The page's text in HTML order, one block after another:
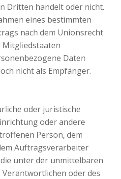
Dritten handelt oder nicht.
eines bestimmten
nach dem Unionsrecht
Mitgliedstaaten
Daten
nicht als Empfänger.
oder juristische
oder andere
Person, dem
Auftragsverarbeiter
unter der unmittelbaren
oder des